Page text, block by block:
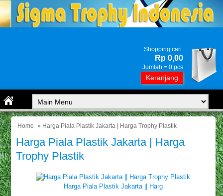
Shopping cart:
Rp 0,00
Jumlah = 0 pcs
Keranjang
Home » Harga Piala Plastik Jakarta | Harga Trophy Plastik
Harga Piala Plastik Jakarta | Harga
Trophy Plastik
Harga Piala Plastik Jakarta || Harg